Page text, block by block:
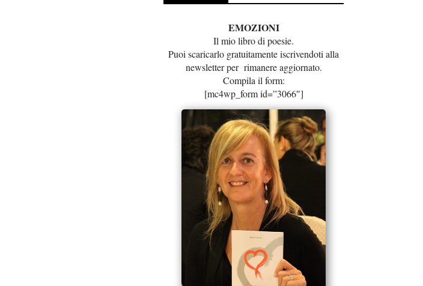
EMOZIONI
Il mio libro di poesie.
Puoi scaricarlo gratuitamente iscrivendoti alla
newsletter per rimanere aggiornato.
Compila il form:
[mc4wp_form id=”3066″]